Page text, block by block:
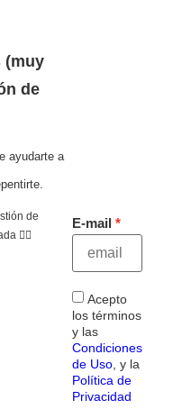
(muy
de
ayudarte a
de
👇🏻
E-mail
Acepto
los términos
y las
Condiciones
de Uso , y la
Política de
Privacidad